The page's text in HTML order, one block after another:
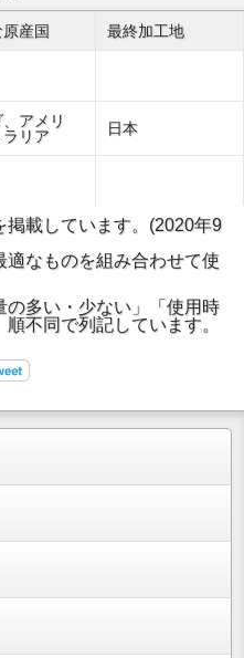
産国 最終加工地
アメリ
ラリア
日本
載しています。(2020年9
なものを組み合わせて使
多い・少ない」「使用時
不同で列記しています。